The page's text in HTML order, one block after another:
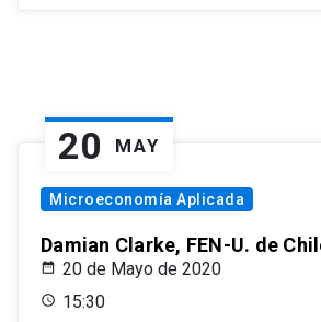
20 MAY
Microeconomía Aplicada
Damian Clarke, FEN-U. de
20 de Mayo de 2020
15:30